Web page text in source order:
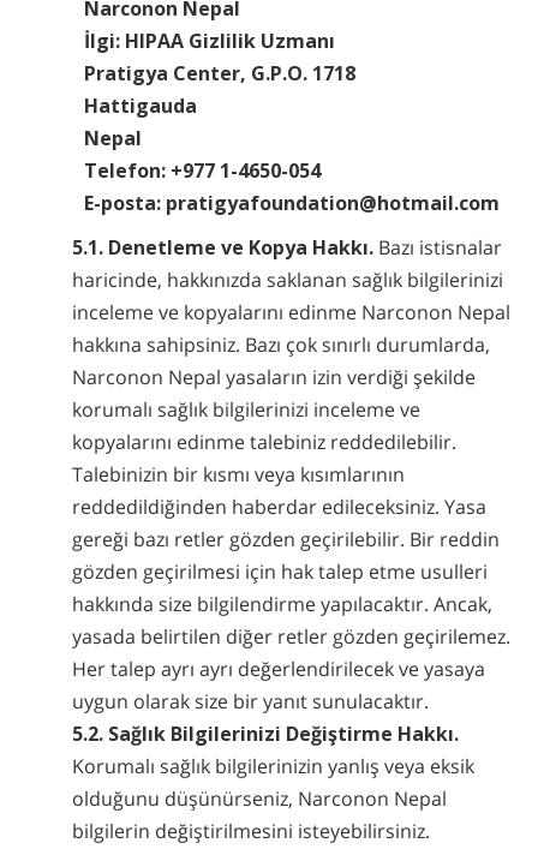
Narconon Nepal
İlgi: HIPAA Gizlilik Uzmanı
Pratigya Center, G.P.O. 1718
Hattigauda
Nepal
Telefon: +977 1-4650-054
E-posta: pratigyafoundation@hotmail.com
5.1. Denetleme ve Kopya Hakkı. Bazı istisnalar
haricinde, hakkınızda saklanan sağlık bilgilerinizi
inceleme ve kopyalarını edinme Narconon Nepal
hakkına sahipsiniz. Bazı çok sınırlı durumlarda,
Narconon Nepal yasaların izin verdiği şekilde
korumalı sağlık bilgilerinizi inceleme ve
kopyalarını edinme talebiniz reddedilebilir.
Talebinizin bir kısmı veya kısımlarının
reddedildiğinden haberdar edileceksiniz. Yasa
gereği bazı retler gözden geçirilebilir. Bir reddin
gözden geçirilmesi için hak talep etme usulleri
hakkında size bilgilendirme yapılacaktır. Ancak,
yasada belirtilen diğer retler gözden geçirilemez.
Her talep ayrı ayrı değerlendirilecek ve yasaya
uygun olarak size bir yanıt sunulacaktır.
5.2. Sağlık Bilgilerinizi Değiştirme Hakkı.
Korumalı sağlık bilgilerinizin yanlış veya eksik
olduğunu düşünürseniz, Narconon Nepal
bilgilerin değiştirilmesini isteyebilirsiniz.